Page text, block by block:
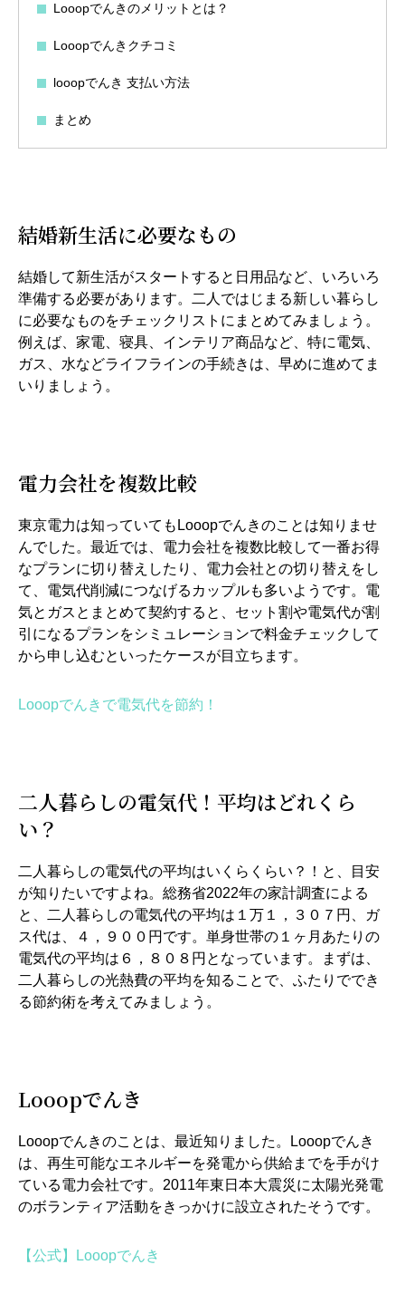
Looopでんきのメリットとは？
Looopでんきクチコミ
looopでんき 支払い方法
まとめ
結婚新生活に必要なもの
結婚して新生活がスタートすると日用品など、いろいろ
準備する必要があります。二人ではじまる新しい暮らし
に必要なものをチェックリストにまとめてみましょう。
例えば、家電、寝具、インテリア商品など、特に電気、
ガス、水などライフラインの手続きは、早めに進めてま
いりましょう。
電力会社を複数比較
東京電力は知っていてもLooopでんきのことは知りませ
んでした。最近では、電力会社を複数比較して一番お得
なプランに切り替えしたり、電力会社との切り替えをし
て、電気代削減につなげるカップルも多いようです。電
気とガスとまとめて契約すると、セット割や電気代が割
引になるプランをシミュレーションで料金チェックして
から申し込むといったケースが目立ちます。
Looopでんきで電気代を節約！
二人暮らしの電気代！平均はどれくら
い？
二人暮らしの電気代の平均はいくらくらい？！と、目安
が知りたいですよね。総務省2022年の家計調査による
と、二人暮らしの電気代の平均は１万１，３０７円、ガ
ス代は、４，９００円です。単身世帯の１ヶ月あたりの
電気代の平均は６，８０８円となっています。まずは、
二人暮らしの光熱費の平均を知ることで、ふたりででき
る節約術を考えてみましょう。
Looopでんき
Looopでんきのことは、最近知りました。Looopでんき
は、再生可能なエネルギーを発電から供給までを手がけ
ている電力会社です。2011年東日本大震災に太陽光発電
のボランティア活動をきっかけに設立されたそうです。
【公式】Looopでんき